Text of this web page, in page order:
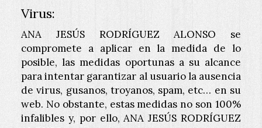
Virus:
ANA JESÚS RODRÍGUEZ ALONSO se
compromete a aplicar en la medida de lo
posible, las medidas oportunas a su alcance
para intentar garantizar al usuario la ausencia
de virus, gusanos, troyanos, spam, etc… en su
web. No obstante, estas medidas no son 100%
infalibles y, por ello,ANA JESÚS RODRÍGUEZ